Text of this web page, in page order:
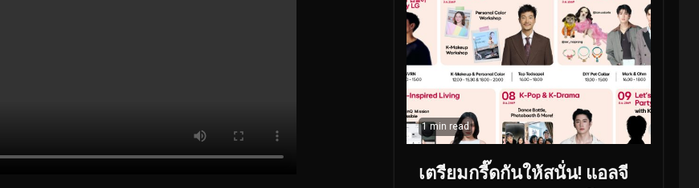
1 min read
เตรียมกรี๊ดกันให้สนั่น! แอลจี